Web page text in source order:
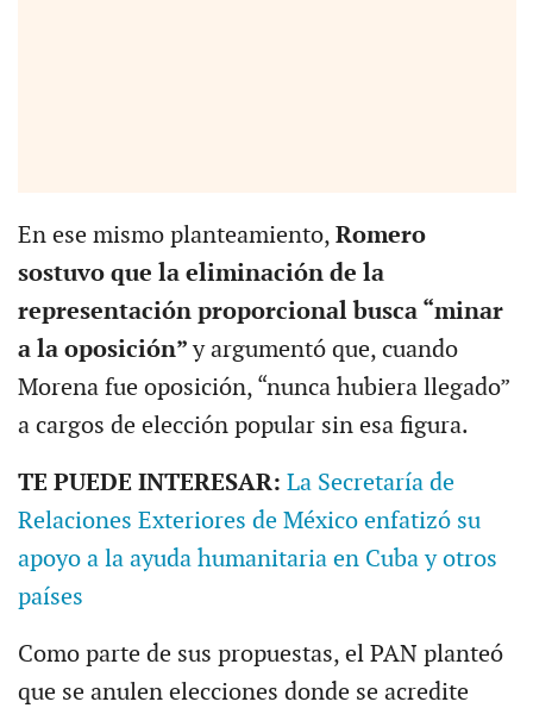
En ese mismo planteamiento, Romero
sostuvo que la eliminación de la
representación proporcional busca “minar
a la oposición”y argumentó que, cuando
Morena fue oposición, “nunca hubiera llegado”
a cargos de elección popular sin esa figura.
TE PUEDE INTERESAR: La Secretaría de
Relaciones Exteriores de México enfatizó su
apoyo a la ayuda humanitaria en Cuba y otros
países
Como parte de sus propuestas, el PAN planteó
que se anulen elecciones donde se acredite